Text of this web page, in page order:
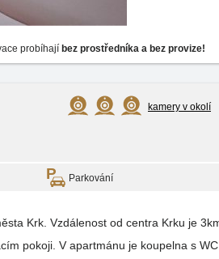
probíhají bez prostředníka a bez provize!
kamery v okolí
Parkování
Krk. Vzdálenost od centra Krku je
pokoji. V apartmánu je koupelna s